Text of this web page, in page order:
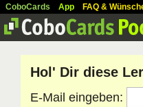
CoboCards App FAQ &
Hol' Dir diese
E-Mail eingeben: